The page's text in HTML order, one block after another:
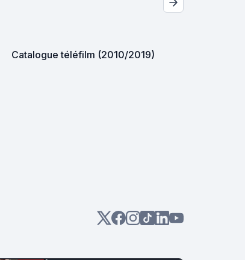
Catalogue téléfilm (2010/2019)